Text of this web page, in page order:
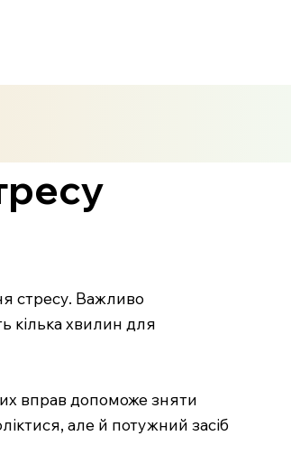
стресу. Важливо
кілька хвилин для
вправ допоможе зняти
але й потужний засіб